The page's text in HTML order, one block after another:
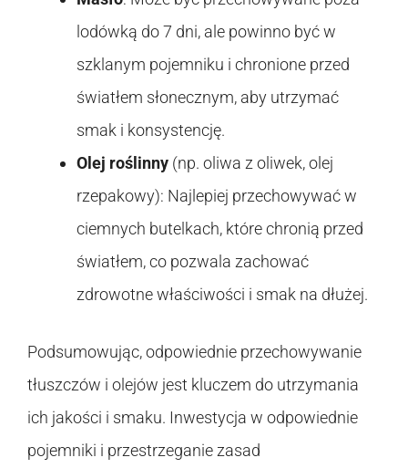
lodówką do 7 dni, ale powinno być w
szklanym pojemniku i chronione przed
światłem słonecznym, aby utrzymać
smak i konsystencję.
Olej roślinny (np. oliwa z oliwek, olej
rzepakowy): Najlepiej przechowywać w
ciemnych butelkach, które chronią przed
światłem, co pozwala zachować
zdrowotne właściwości i smak na dłużej.
Podsumowując, odpowiednie przechowywanie
tłuszczów i olejów jest kluczem do utrzymania
ich jakości i smaku. Inwestycja w odpowiednie
pojemniki i przestrzeganie zasad